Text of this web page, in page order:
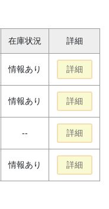
在庫状況 詳細
情報あり 詳細
情報あり 詳細
-- 詳細
情報あり 詳細